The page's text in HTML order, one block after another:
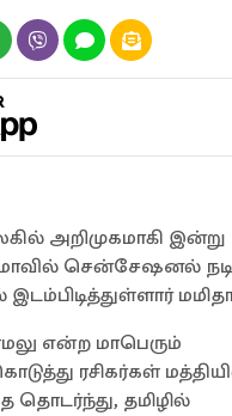
அறிமுகமாகி இன்று
சென்சேஷனல்
இடம்பிடித்துள்ளார்
என்ற மாபெரும்
ரசிகர்கள்
தொடர்ந்து, தமிழில்